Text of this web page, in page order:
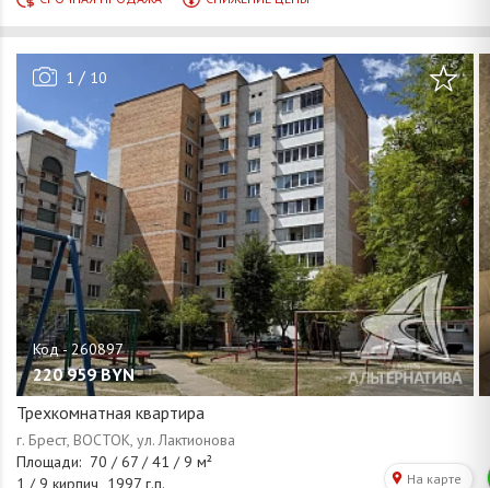
1 / 10
220 959 BYN
Трехкомнатная квартира